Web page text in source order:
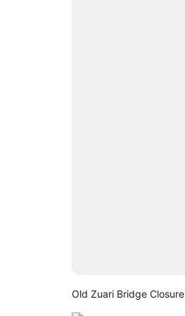
Old Zuari Bridge Closure